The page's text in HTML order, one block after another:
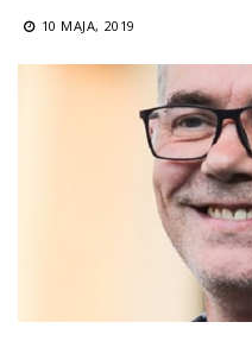
10 MAJA, 2019